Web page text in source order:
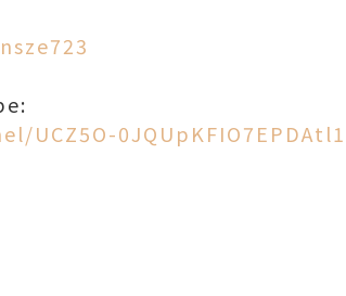
UCZ5O-